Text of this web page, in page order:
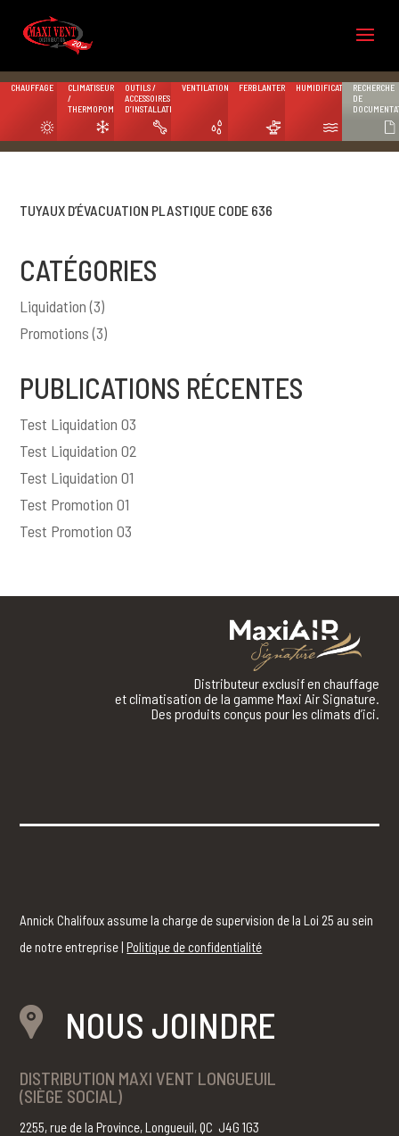
CHAUFFAGE
CLIMATISEURS
/
THERMOPOMPES
OUTILS /
ACCESSOIRES
D’INSTALLATION
VENTILATION FERBLANTERIE HUMIDIFICATIONRECHERCHE
DE
TUYAUX D’ÉVACUATION PLASTIQUE CODE 636
CATÉGORIES
Liquidation(3)
Promotions(3)
PUBLICATIONS RÉCENTES
Test Liquidation 03
Test Liquidation 02
Test Liquidation 01
Test Promotion 01
Test Promotion 03
Distributeur exclusif en chauffage
et climatisation de la gamme Maxi Air Signature.
Des produits conçus pour les climats d’ici.
Annick Chalifoux assume la charge de supervision de la Loi 25 au sein
de notre entreprise |Politique de confidentialité
NOUS JOINDRE
DISTRIBUTION MAXI VENT LONGUEUIL
(SIÈGE SOCIAL)
2255, rue de la Province, Longueuil, QC J4G 1G3